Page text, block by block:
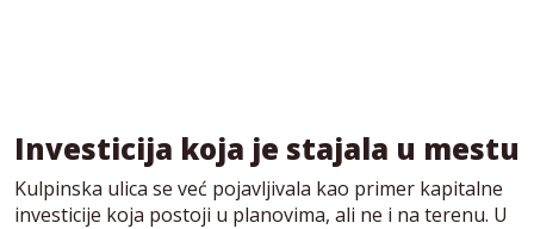
Investicija koja je stajala u mestu
Kulpinska ulica se već pojavljivala kao primer kapitalne
investicije koja postoji u planovima, ali ne i na terenu. U